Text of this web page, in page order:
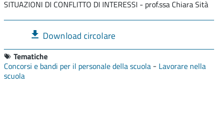
SITUAZIONI DI CONFLITTO DI INTERESSI - prof.ssa Chiara Sità
Download circolare
Tematiche
Concorsi e bandi per il personale della scuola - Lavorare nella
scuola